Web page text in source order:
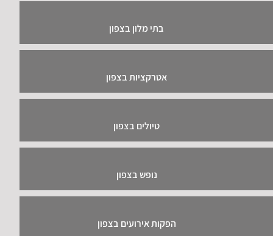
בתי מלון בצפון
אטרקציות בצפון
טיולים בצפון
נופש בצפון
הפקות אירועים בצפון